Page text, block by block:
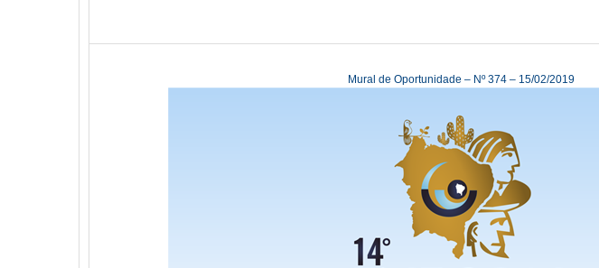
Mural de Oportunidade – Nº 374 – 15/02/2019